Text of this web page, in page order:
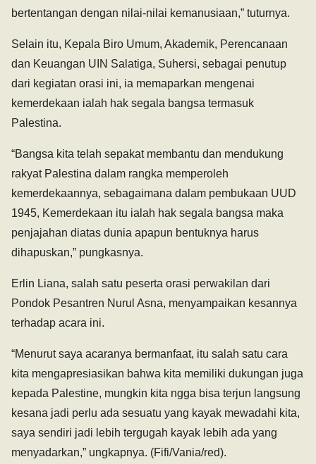
bertentangan dengan nilai-nilai kemanusiaan,” tuturnya.
Selain itu, Kepala Biro Umum, Akademik, Perencanaan
dan Keuangan UIN Salatiga, Suhersi, sebagai penutup
dari kegiatan orasi ini, ia memaparkan mengenai
kemerdekaan ialah hak segala bangsa termasuk
Palestina.
“Bangsa kita telah sepakat membantu dan mendukung
rakyat Palestina dalam rangka memperoleh
kemerdekaannya, sebagaimana dalam pembukaan UUD
1945, Kemerdekaan itu ialah hak segala bangsa maka
penjajahan diatas dunia apapun bentuknya harus
dihapuskan,” pungkasnya.
Erlin Liana, salah satu peserta orasi perwakilan dari
Pondok Pesantren Nurul Asna, menyampaikan kesannya
terhadap acara ini.
“Menurut saya acaranya bermanfaat, itu salah satu cara
kita mengapresiasikan bahwa kita memiliki dukungan juga
kepada Palestine, mungkin kita ngga bisa terjun langsung
kesana jadi perlu ada sesuatu yang kayak mewadahi kita,
saya sendiri jadi lebih tergugah kayak lebih ada yang
menyadarkan,” ungkapnya. (Fifi/Vania/red).